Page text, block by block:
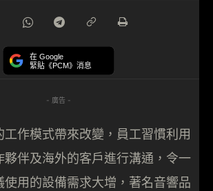
在 Google
緊貼《PCM》消息
- 廣告 -
工作模式帶來改變，員工習慣利用
夥伴及海外的客戶進行溝通，令一
使用的設備需求大增，著名音響品